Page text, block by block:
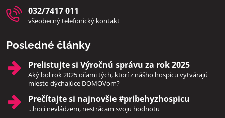
032/7417 011
všeobecný telefonický kontakt
Posledné články
Prelistujte si Výročnú správu za rok 2025
Aký bol rok 2025 očami tých, ktorí z nášho hospicu vytvárajú
miesto dýchajúce DOMOVom?
Prečítajte si najnovšie #pribehyzhospicu
...hoci nevládzem, nestrácam svoju hodnotu